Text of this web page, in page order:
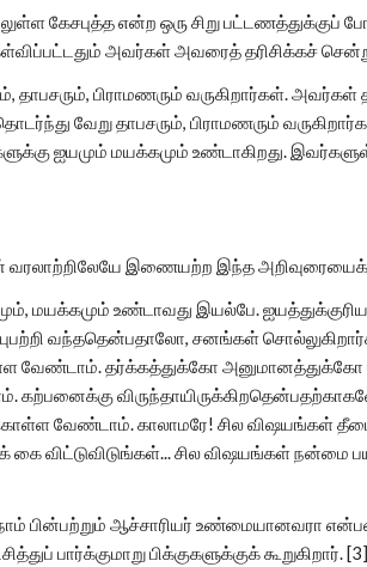
கேசபுத்த என்ற ஒரு சிறு
அவர்கள் அவரைத் தரிசிக்கச்
தாபசரும், பிராமணரும் வருகிறார்கள்.
வேறு தாபசரும், பிராமணரும்
ஐயமும் மயக்கமும் உண்டாகிறது.
இணையற்ற இந்த அறிவுரையைக்
மயக்கமும் உண்டாவது இயல்பே.
வந்ததென்பதாலோ, சனங்கள்
வேண்டாம். தர்க்கத்துக்கோ
வேண்டாம். காலாமரே! சில
விட்டுவிடுங்கள்... சில விஷயங்கள் நன்மை
பின்பற்றும் ஆச்சாரியர் உண்மையானவரா
பார்க்குமாறு பிக்குகளுக்குக் கூறுகிறார். [3]